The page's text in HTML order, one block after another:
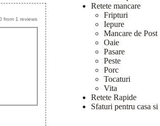
from 1 reviews
Retete mancare
Fripturi
Iepure
Mancare de Post
Oaie
Pasare
Peste
Porc
Tocaturi
Vita
Retete Rapide
Sfaturi pentru casa si